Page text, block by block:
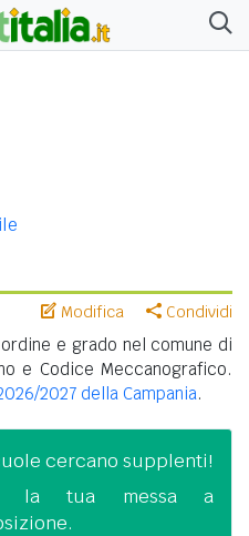
Modifica Condividi
e grado nel comune di
e Codice Meccanografico.
2027 della Campania.
cercano supplenti!
la tua messa a